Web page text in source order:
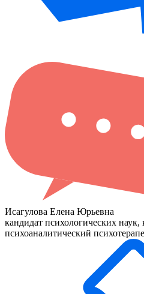
Исагулова Елена Юрьевна
кандидат психологических наук,
психоаналитический